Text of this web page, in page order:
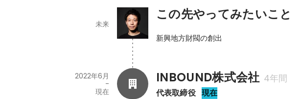
この先やってみたいこと
未来
INBOUND株式会社 4年間
代表取締役 現在
2022年6月
-
現在